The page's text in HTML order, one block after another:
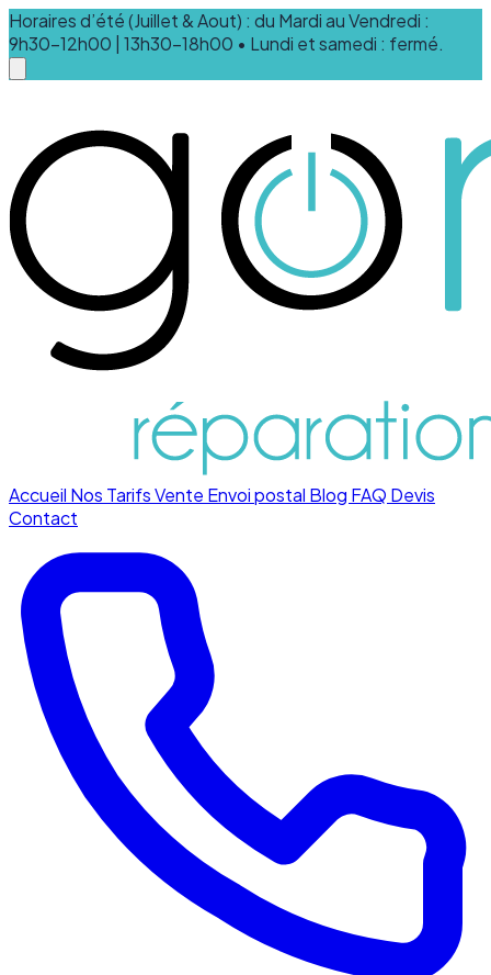
Horaires d’été (Juillet & Aout) : du Mardi au Vendredi :
9h30-12h00 | 13h30-18h00 • Lundi et samedi : fermé.
Accueil Nos TarifsVente Envoi postal Blog FAQ Devis
Contact